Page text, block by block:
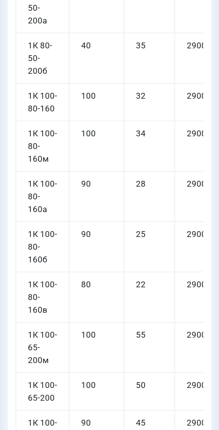
50-
200а
1К 80-
50-
200б
40 35 2900
1К 100-
80-160
100 32 2900
1К 100-
80-
160м
100 34 2900
1К 100-
80-
160а
90 28 2900
1К 100-
80-
160б
90 25 2900
1К 100-
80-
160в
80 22 2900
1К 100-
65-
200м
100 55 2900
1К 100-
65-200
100 50 2900
1К 100-
90 45 2900